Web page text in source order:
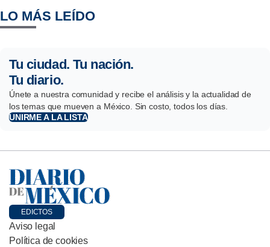
LO MÁS LEÍDO
Tu ciudad. Tu nación.
Tu diario.
Únete a nuestra comunidad y recibe el análisis y la actualidad de
los temas que mueven a México. Sin costo, todos los días.
UNIRME A LA LISTA
EDICTOS
Aviso legal
Política de cookies